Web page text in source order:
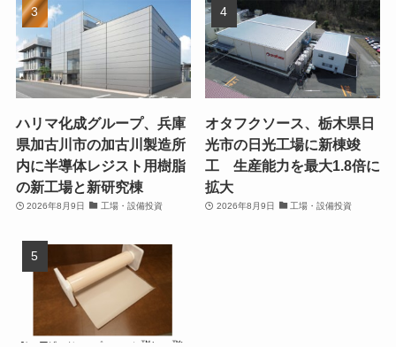
ハリマ化成グループ、兵庫
県加古川市の加古川製造所
内に半導体レジスト用樹脂
の新工場と新研究棟
2026年8月9日 工場・設備投資
オタフクソース、栃木県日
光市の日光工場に新棟竣
工 生産能力を最大1.8倍に
拡大
2026年8月9日 工場・設備投資